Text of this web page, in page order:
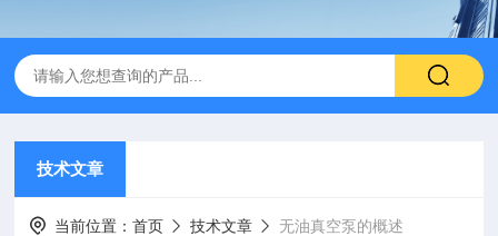
技术文章
当前位置：首页 技术文章 无油真空泵的概述